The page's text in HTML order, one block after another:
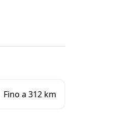
Fino a 312 km